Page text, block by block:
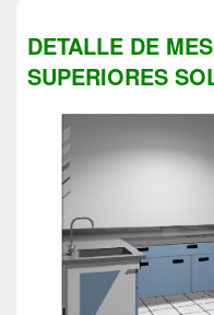
DETALLE DE
SUPERIORES